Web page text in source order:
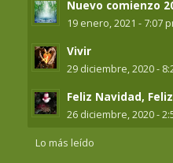
Nuevo comienzo
19 enero, 2021 - 7:07
Vivir
29 diciembre, 2020 -
Feliz Navidad,
26 diciembre, 2020 -
Lo más leído